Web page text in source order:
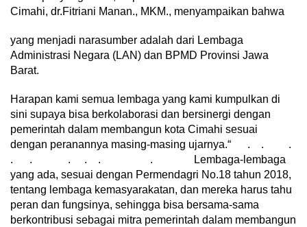
Cimahi, dr.Fitriani Manan., MKM., menyampaikan bahwa
yang menjadi narasumber adalah dari Lembaga
Administrasi Negara (LAN) dan BPMD Provinsi Jawa
Barat.
Harapan kami semua lembaga yang kami kumpulkan di
sini supaya bisa berkolaborasi dan bersinergi dengan
pemerintah dalam membangun kota Cimahi sesuai
dengan peranannya masing-masing ujarnya.“ . . .
. . . . . . Lembaga-lembaga
yang ada, sesuai dengan Permendagri No.18 tahun 2018,
tentang lembaga kemasyarakatan, dan mereka harus tahu
peran dan fungsinya, sehingga bisa bersama-sama
berkontribusi sebagai mitra pemerintah dalam membangun